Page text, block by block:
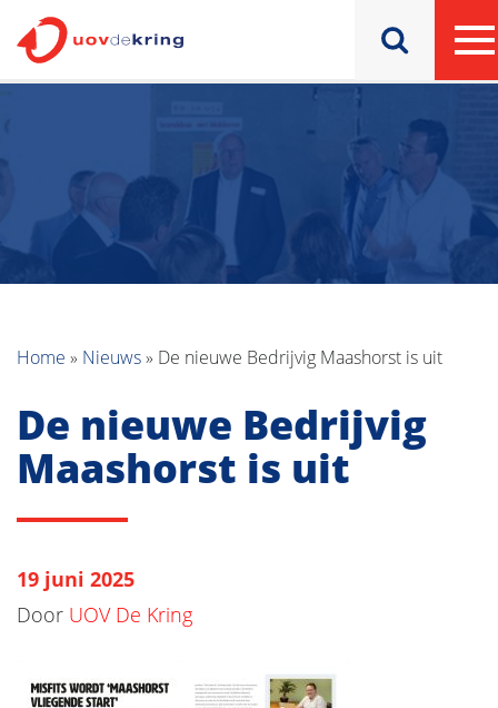
Home » Nieuws» De nieuwe Bedrijvig Maashorst is uit
De nieuwe Bedrijvig
Maashorst is uit
19 juni 2025
Door UOV De Kring